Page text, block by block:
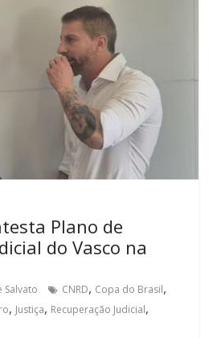
Plano de
do Vasco na
Salvato CNRD, Copa do Brasil,
, Justiça, Recuperação Judicial,